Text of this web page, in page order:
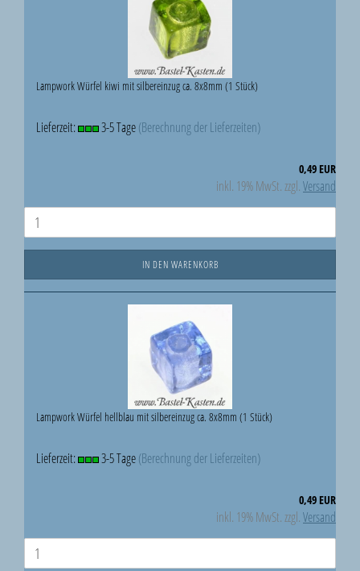
Lampwork Würfel kiwi mit silbereinzug ca. 8x8mm (1 Stück)
Lieferzeit: 3-5 Tage(Berechnung der Lieferzeiten)
0,49 EUR
inkl. 19% MwSt. zzgl.Versand
IN DEN WARENKORB
Lampwork Würfel hellblau mit silbereinzug ca. 8x8mm (1 Stück)
Lieferzeit: 3-5 Tage(Berechnung der Lieferzeiten)
0,49 EUR
inkl. 19% MwSt. zzgl.Versand